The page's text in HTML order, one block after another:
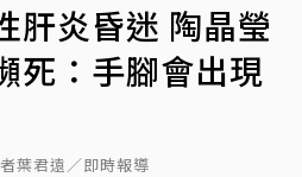
肝炎昏迷 陶晶瑩
死：手腳會出現
葉君遠／即時報導